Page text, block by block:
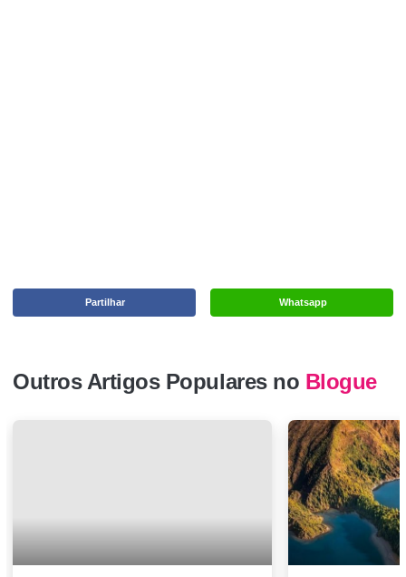
Whatsapp
Partilhar
Outros Artigos Populares no Blogue